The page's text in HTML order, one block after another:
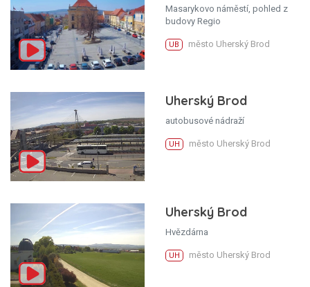
Masarykovo náměstí, pohled z
budovy Regio
UB město Uherský Brod
Uherský Brod
autobusové nádraží
UH město Uherský Brod
Uherský Brod
Hvězdárna
UH město Uherský Brod